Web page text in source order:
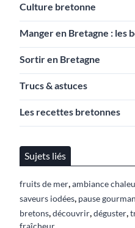
Culture bretonne
Manger en Bretagne : les
Sortir en Bretagne
Trucs & astuces
Les recettes bretonnes
Sujets liés
fruits de mer,ambiance
saveurs iodées, pause
bretons,découvrir,déguster,